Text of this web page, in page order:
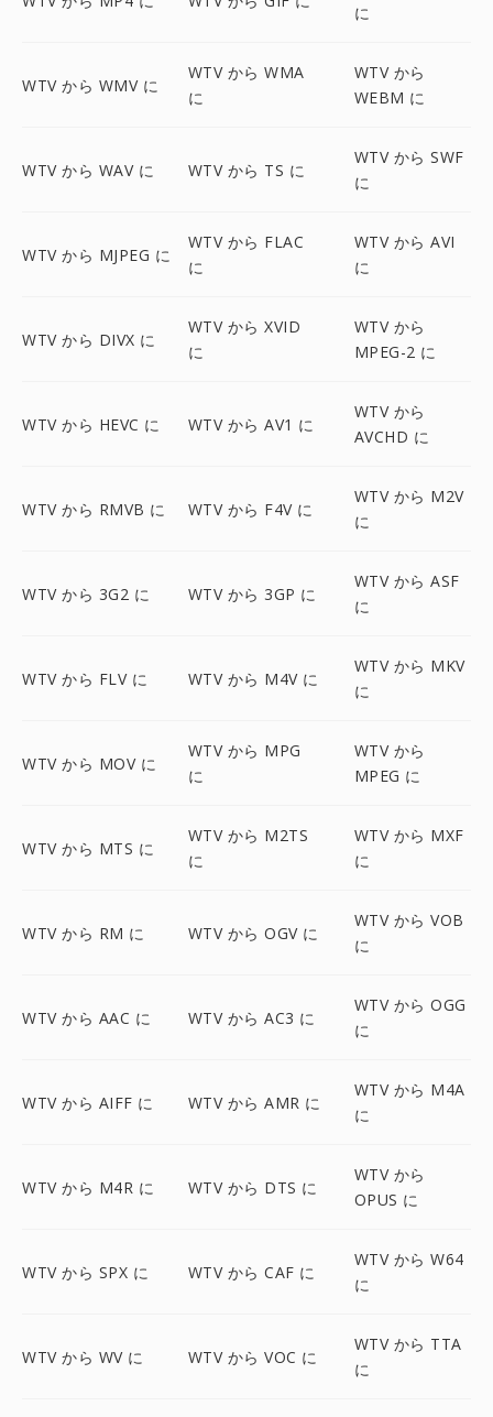
に
WTV から WMV に
WTV から WMA
に
WTV から
WEBM に
WTV から WAV に WTV から TS に
WTV から SWF
に
WTV から MJPEG に
WTV から FLAC
に
WTV から AVI
に
WTV から DIVX に
WTV から XVID
に
WTV から
MPEG-2 に
WTV から HEVC に WTV から AV1 に
WTV から
AVCHD に
WTV から RMVB に WTV から F4V に
WTV から M2V
に
WTV から 3G2 に WTV から 3GP に
WTV から ASF
に
WTV から FLV に WTV から M4V に
WTV から MKV
に
WTV から MOV に
WTV から MPG
に
WTV から
MPEG に
WTV から MTS に
WTV から M2TS
に
WTV から MXF
に
WTV から RM に WTV から OGV に
WTV から VOB
に
WTV から AAC に WTV から AC3 に
WTV から OGG
に
WTV から AIFF に WTV から AMR に
WTV から M4A
に
WTV から M4R に WTV から DTS に
WTV から
OPUS に
WTV から SPX に WTV から CAF に
WTV から W64
に
WTV から WV に WTV から VOC に
WTV から TTA
に